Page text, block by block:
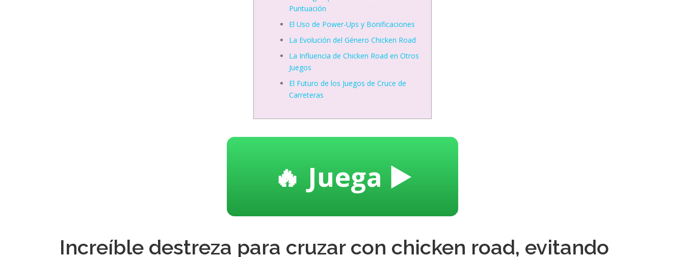
Puntuación
El Uso de Power-Ups y Bonificaciones
La Evolución del Género Chicken Road
La Influencia de Chicken Road en Otros
Juegos
El Futuro de los Juegos de Cruce de
Carreteras
🔥 Juega ▶️
Increíble destreza para cruzar con chicken road, evitando